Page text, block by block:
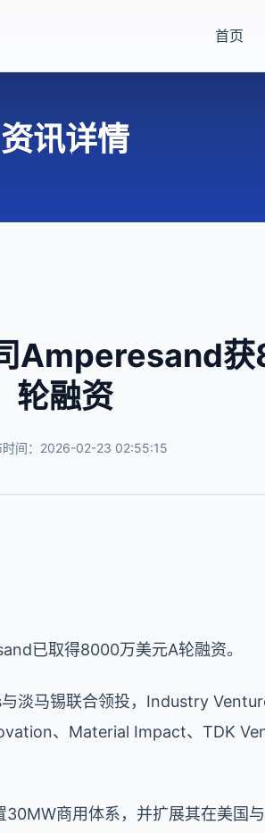
首页
资讯详情
Amperesand
轮融资
时间：2026-02-23 02:55:15
已取得8000万美元A轮融资。
淡马锡联合领投，Industry
、Material Impact、TDK
商用体系，并扩展其在美国